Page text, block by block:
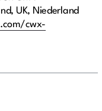
UK, Niederland
cwx-